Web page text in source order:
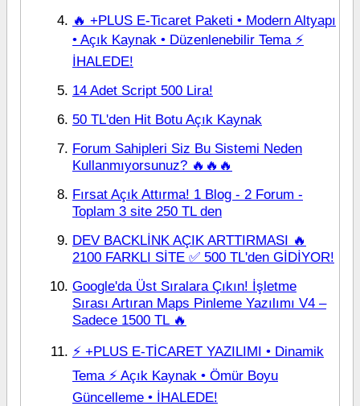
🔥 +PLUS E-Ticaret Paketi • Modern Altyapı
• Açık Kaynak • Düzenlenebilir Tema ⚡
İHALEDE!
14 Adet Script 500 Lira!
50 TL'den Hit Botu Açık Kaynak
Forum Sahipleri Siz Bu Sistemi Neden
Kullanmıyorsunuz? 🔥🔥🔥
Fırsat Açık Attırma! 1 Blog - 2 Forum -
Toplam 3 site 250 TL den
DEV BACKLİNK AÇIK ARTTIRMASI 🔥
2100 FARKLI SİTE ✅ 500 TL'den GİDİYOR!
Google'da Üst Sıralara Çıkın! İşletme
Sırası Artıran Maps Pinleme Yazılımı V4 –
Sadece 1500 TL 🔥
⚡ +PLUS E-TİCARET YAZILIMI • Dinamik
Tema ⚡ Açık Kaynak • Ömür Boyu
Güncelleme • İHALEDE!